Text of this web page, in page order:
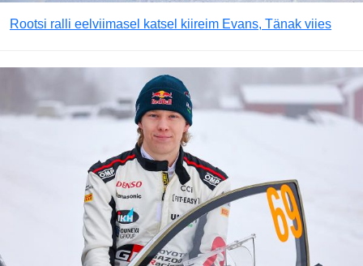
Rootsi ralli eelviimasel katsel kiireim Evans, Tänak viies